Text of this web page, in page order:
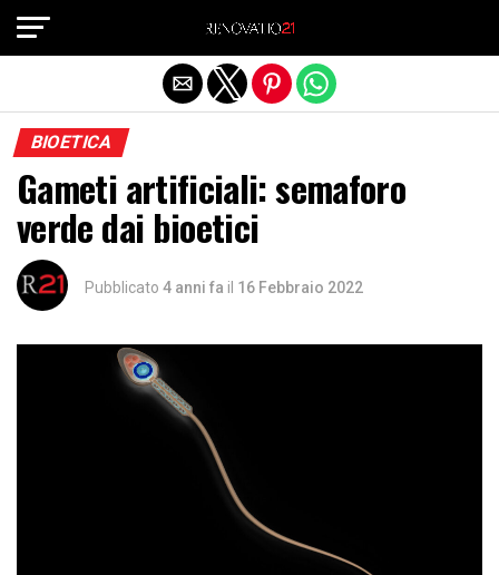
BIOETICA
Gameti artificiali: semaforo
verde dai bioetici
Pubblicato 4 anni fa il 16 Febbraio 2022
Exit mobile version